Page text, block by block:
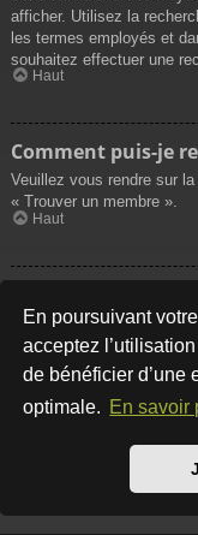
En poursuivant
acceptez
de bénéficier d’une
optimale. En
afficher. Utilisez la
les termes employés et
souhaitez effectuer une
Haut
Comment puis-je
Veuillez vous rendre sur
« Trouver un membre ».
Haut
Comment puis-je
sujets ?
Vos propres messages
« Afficher vos messages
soit en cliquant sur le
sur la page de votre
« Raccourcis » situé sur
recherche de vos
remplissez